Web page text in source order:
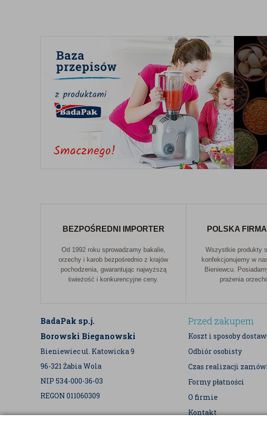
BEZPOŚREDNI IMPORTER
Od 1992 roku sprowadzamy bakalie,
orzechy i karob bezpośrednio z krajów
pochodzenia, gwarantując najwyższą
świeżość i konkurencyjne ceny.
POLSKA
Wszystkie produkty
konfekcjonujemy w
Bieniewcu.
prażenia
BadaPak sp.j.
Borowski Bieganowski
Bieniewiec ul. Katowicka 9
96-321 Żabia Wola
NIP 534-000-36-03
REGON 011060309
Przed zakupem
Koszt i sposoby
Odbiór osobisty
Czas realizacji
Formy płatności
O firmie
Kontakt